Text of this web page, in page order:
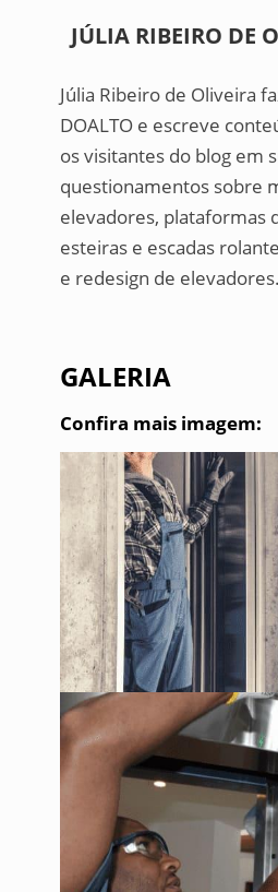
JÚLIA RIBEIRO DE
Júlia Ribeiro de Oliveira
DOALTO e escreve
os visitantes do blog em
questionamentos sobre
elevadores, plataformas
esteiras e escadas
e redesign de elevadores.
GALERIA
Confira mais imagem: